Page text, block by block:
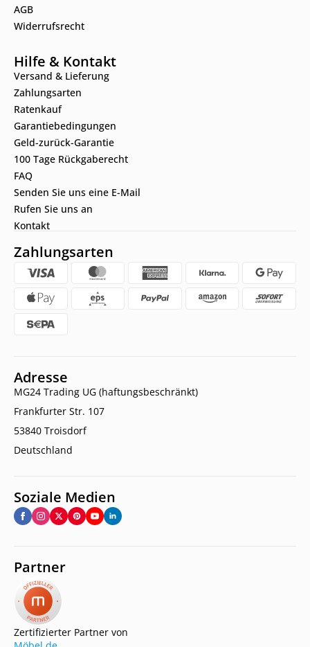
AGB
Widerrufsrecht
Hilfe & Kontakt
Versand & Lieferung
Zahlungsarten
Ratenkauf
Garantiebedingungen
Geld-zurück-Garantie
100 Tage Rückgaberecht
FAQ
Senden Sie uns eine E-Mail
Rufen Sie uns an
Kontakt
Zahlungsarten
Adresse
MG24 Trading UG (haftungsbeschränkt)
Frankfurter Str. 107
53840 Troisdorf
Deutschland
Soziale Medien
Partner
Zertifizierter Partner von